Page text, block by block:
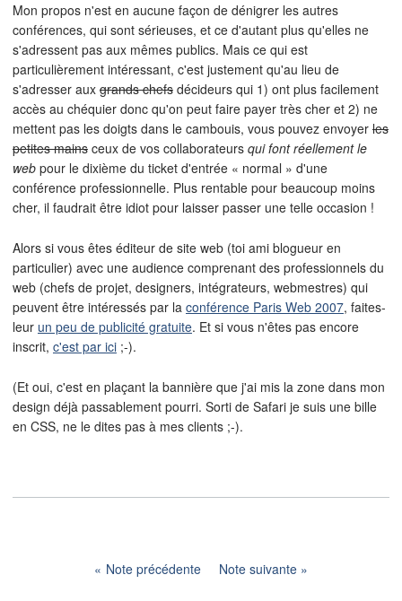
Mon propos n'est en aucune façon de dénigrer les autres
conférences, qui sont sérieuses, et ce d'autant plus qu'elles ne
s'adressent pas aux mêmes publics. Mais ce qui est
particulièrement intéressant, c'est justement qu'au lieu de
s'adresser aux grands chefs décideurs qui 1) ont plus facilement
accès au chéquier donc qu'on peut faire payer très cher et 2) ne
mettent pas les doigts dans le cambouis, vous pouvez envoyer les
petites mains ceux de vos collaborateurs qui font réellement le
web pour le dixième du ticket d'entrée « normal » d'une
conférence professionnelle. Plus rentable pour beaucoup moins
cher, il faudrait être idiot pour laisser passer une telle occasion !
Alors si vous êtes éditeur de site web (toi ami blogueur en
particulier) avec une audience comprenant des professionnels du
web (chefs de projet, designers, intégrateurs, webmestres) qui
peuvent être intéressés par la conférence Paris Web 2007, faites-
leur un peu de publicité gratuite. Et si vous n'êtes pas encore
inscrit, c'est par ici ;-).
(Et oui, c'est en plaçant la bannière que j'ai mis la zone dans mon
design déjà passablement pourri. Sorti de Safari je suis une bille
en CSS, ne le dites pas à mes clients ;-).
Note précédente Note suivante